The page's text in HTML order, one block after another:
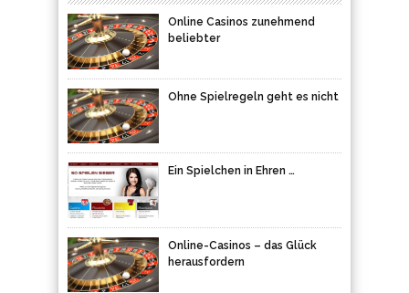
Online Casinos zunehmend
beliebter
Ohne Spielregeln geht es nicht
Ein Spielchen in Ehren …
Online-Casinos – das Glück
herausfordern